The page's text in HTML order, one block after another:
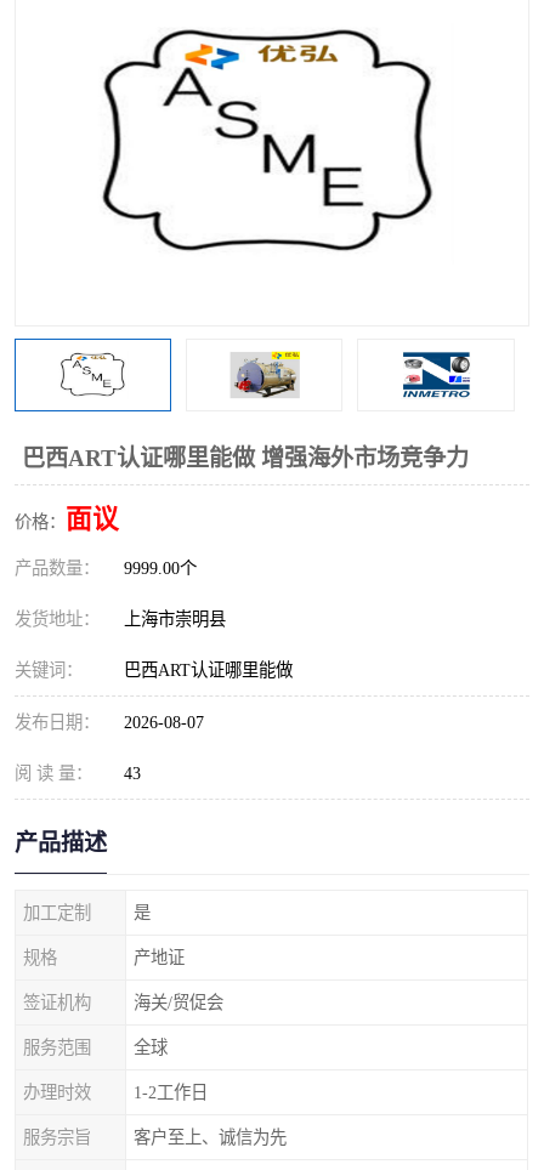
巴西ART认证哪里能做 增强海外市场竞争力
价格： 面议
产品数量： 9999.00个
发货地址： 上海市崇明县
关键词： 巴西ART认证哪里能做
发布日期： 2026-08-07
阅 读 量： 43
产品描述
加工定制 是
规格 产地证
签证机构 海关/贸促会
服务范围 全球
办理时效 1-2工作日
服务宗旨 客户至上、诚信为先